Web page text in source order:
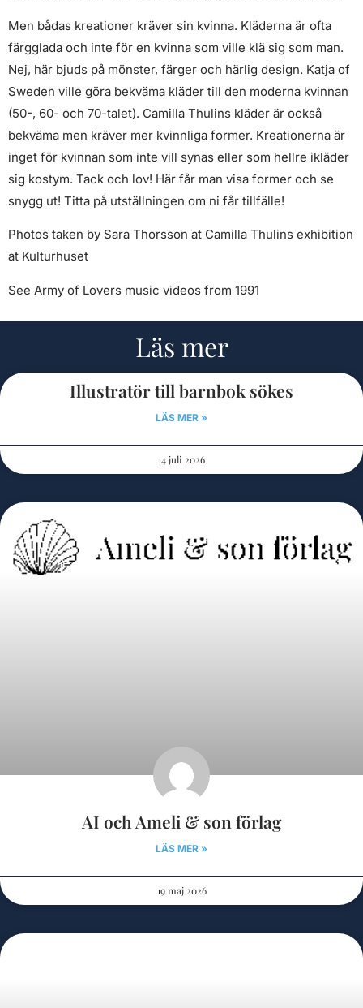
Men bådas kreationer kräver sin kvinna. Kläderna är ofta
färgglada och inte för en kvinna som ville klä sig som man.
Nej, här bjuds på mönster, färger och härlig design. Katja of
Sweden ville göra bekväma kläder till den moderna kvinnan
(50-, 60- och 70-talet). Camilla Thulins kläder är också
bekväma men kräver mer kvinnliga former. Kreationerna är
inget för kvinnan som inte vill synas eller som hellre ikläder
sig kostym. Tack och lov! Här får man visa former och se
snygg ut! Titta på utställningen om ni får tillfälle!
Photos taken by Sara Thorsson at Camilla Thulins exhibition
at Kulturhuset
See Army of Lovers music videos from 1991
Läs mer
Illustratör till barnbok sökes
LÄS MER »
14 juli 2026
AI och Ameli & son förlag
LÄS MER »
19 maj 2026